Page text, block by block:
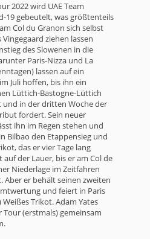
2022 wird UAE Team
19 gebeutelt, was größtenteils
Col du Granon sich selbst
ziehen lassen
des Slowenen in die
Paris-Nizza und La
lassen auf ein
Juli hoffen, bis ihn ein
Lüttich-Bastogne-Lüttich
und in der dritten Woche der
fordert. Sein neuer
ihn im Regen stehen und
Bilbao den Etappensieg und
das er vier Tage lang
auf der Lauer, bis er am Col de
Niederlage im Zeitfahren
er behält seinen zweiten
und feiert in Paris
Trikot. Adam Yates
(erstmals) gemeinsam